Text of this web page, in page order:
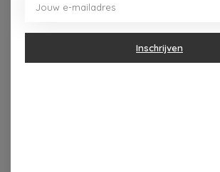
Dorpsplein 4 Kapellen ----- dinsdag tot
zaterdag 10u - 17u ---zondag maandag
Inschrijven